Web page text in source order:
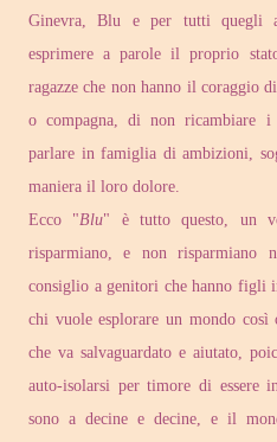
Ginevra, Blu e per tutti quegli
esprimere a parole il proprio
ragazze che non hanno il coraggio
o compagna, di non ricambiare i
parlare in famiglia di ambizioni,
maniera il loro dolore.
Ecco "Blu" è tutto questo, un
risparmiano, e non risparmiano
consiglio a genitori che hanno figli
chi vuole esplorare un mondo
che va salvaguardato e aiutato,
auto-isolarsi per timore di essere
sono a decine e decine, e il